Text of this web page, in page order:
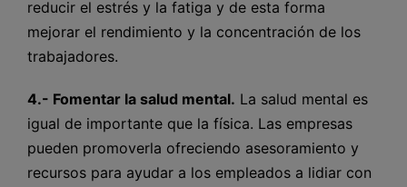
reducir el estrés y la fatiga y de esta forma
mejorar el rendimiento y la concentración de los
trabajadores.
4.- Fomentar la salud mental. La salud mental es
igual de importante que la física. Las empresas
pueden promoverla ofreciendo asesoramiento y
recursos para ayudar a los empleados a lidiar con